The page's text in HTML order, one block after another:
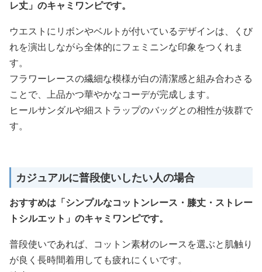
レ丈」のキャミワンピです。
ウエストにリボンやベルトが付いているデザインは、くび
れを演出しながら全体的にフェミニンな印象をつくれま
す。
フラワーレースの繊細な模様が白の清潔感と組み合わさる
ことで、上品かつ華やかなコーデが完成します。
ヒールサンダルや細ストラップのバッグとの相性が抜群で
す。
カジュアルに普段使いしたい人の場合
おすすめは「シンプルなコットンレース・膝丈・ストレー
トシルエット」のキャミワンピです。
普段使いであれば、コットン素材のレースを選ぶと肌触り
が良く長時間着用しても疲れにくいです。